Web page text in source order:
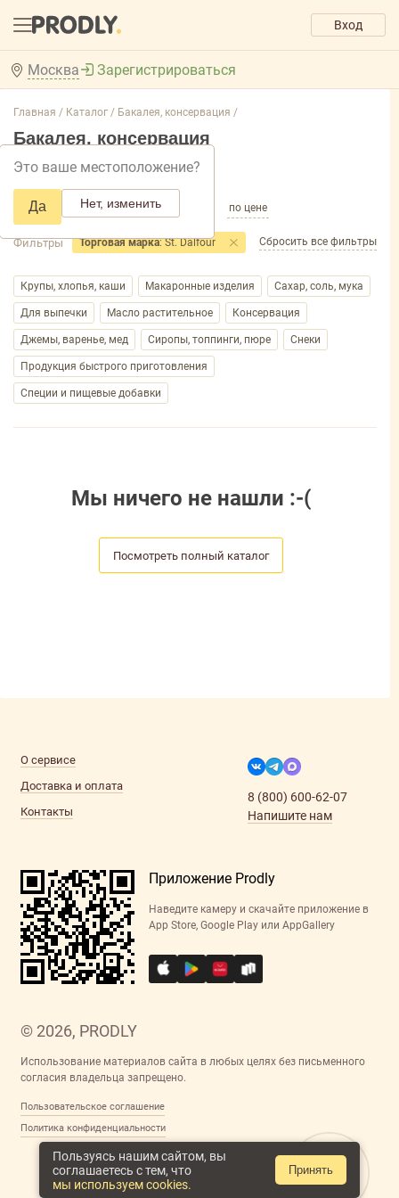
Пользуясь нашим сайтом, вы
соглашаетесь с тем, что
мы используем cookies.
Принять
Вход
Москва
Это ваше местоположение?
Да Нет, изменить
Зарегистрироваться
Главная / Каталог / Бакалея, консервация /
Бакалея, консервация
Добавить фильтр товаров
по популярности по названию по цене
Фильтры Торговая марка: St. Dalfour Сбросить все фильтры
Крупы, хлопья, каши Макаронные изделия Сахар, соль, мука
Для выпечки Масло растительное Консервация
Джемы, варенье, мед Сиропы, топпинги, пюре Снеки
Продукция быстрого приготовления
Специи и пищевые добавки
Мы ничего не нашли :-(
Посмотреть полный каталог
© 2026, PRODLY
Использование материалов сайта в любых целях без письменного
согласия владельца запрещено.
Пользовательское соглашение
Политика конфиденциальности
О сервисе
Доставка и оплата
Контакты
8 (800) 600-62-07
Напишите нам
Приложение Prodly
Наведите камеру и скачайте приложение в
App Store, Google Play или AppGallery